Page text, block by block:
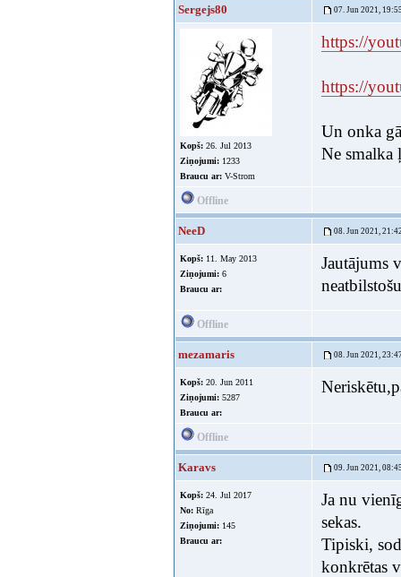
Sergejs80 07. Jun 2021,
Kopš: 26. Jul 2013
Ziņojumi: 1233
Braucu ar: V-Strom
https://
https://
Un onka
Ne smalka
Offline
NeeD 08. Jun 2021,
Kopš: 11. May 2013
Ziņojumi: 6
Braucu ar:
Jautājums
Offline
mezamaris 08. Jun 2021,
Kopš: 20. Jun 2011
Ziņojumi: 5287
Braucu ar:
Offline
Karavs 09. Jun 2021,
Kopš: 24. Jul 2017
No: Rīga
Ziņojumi: 145
Braucu ar:
Ja nu
sekas.
Tipiski,
konkrētas